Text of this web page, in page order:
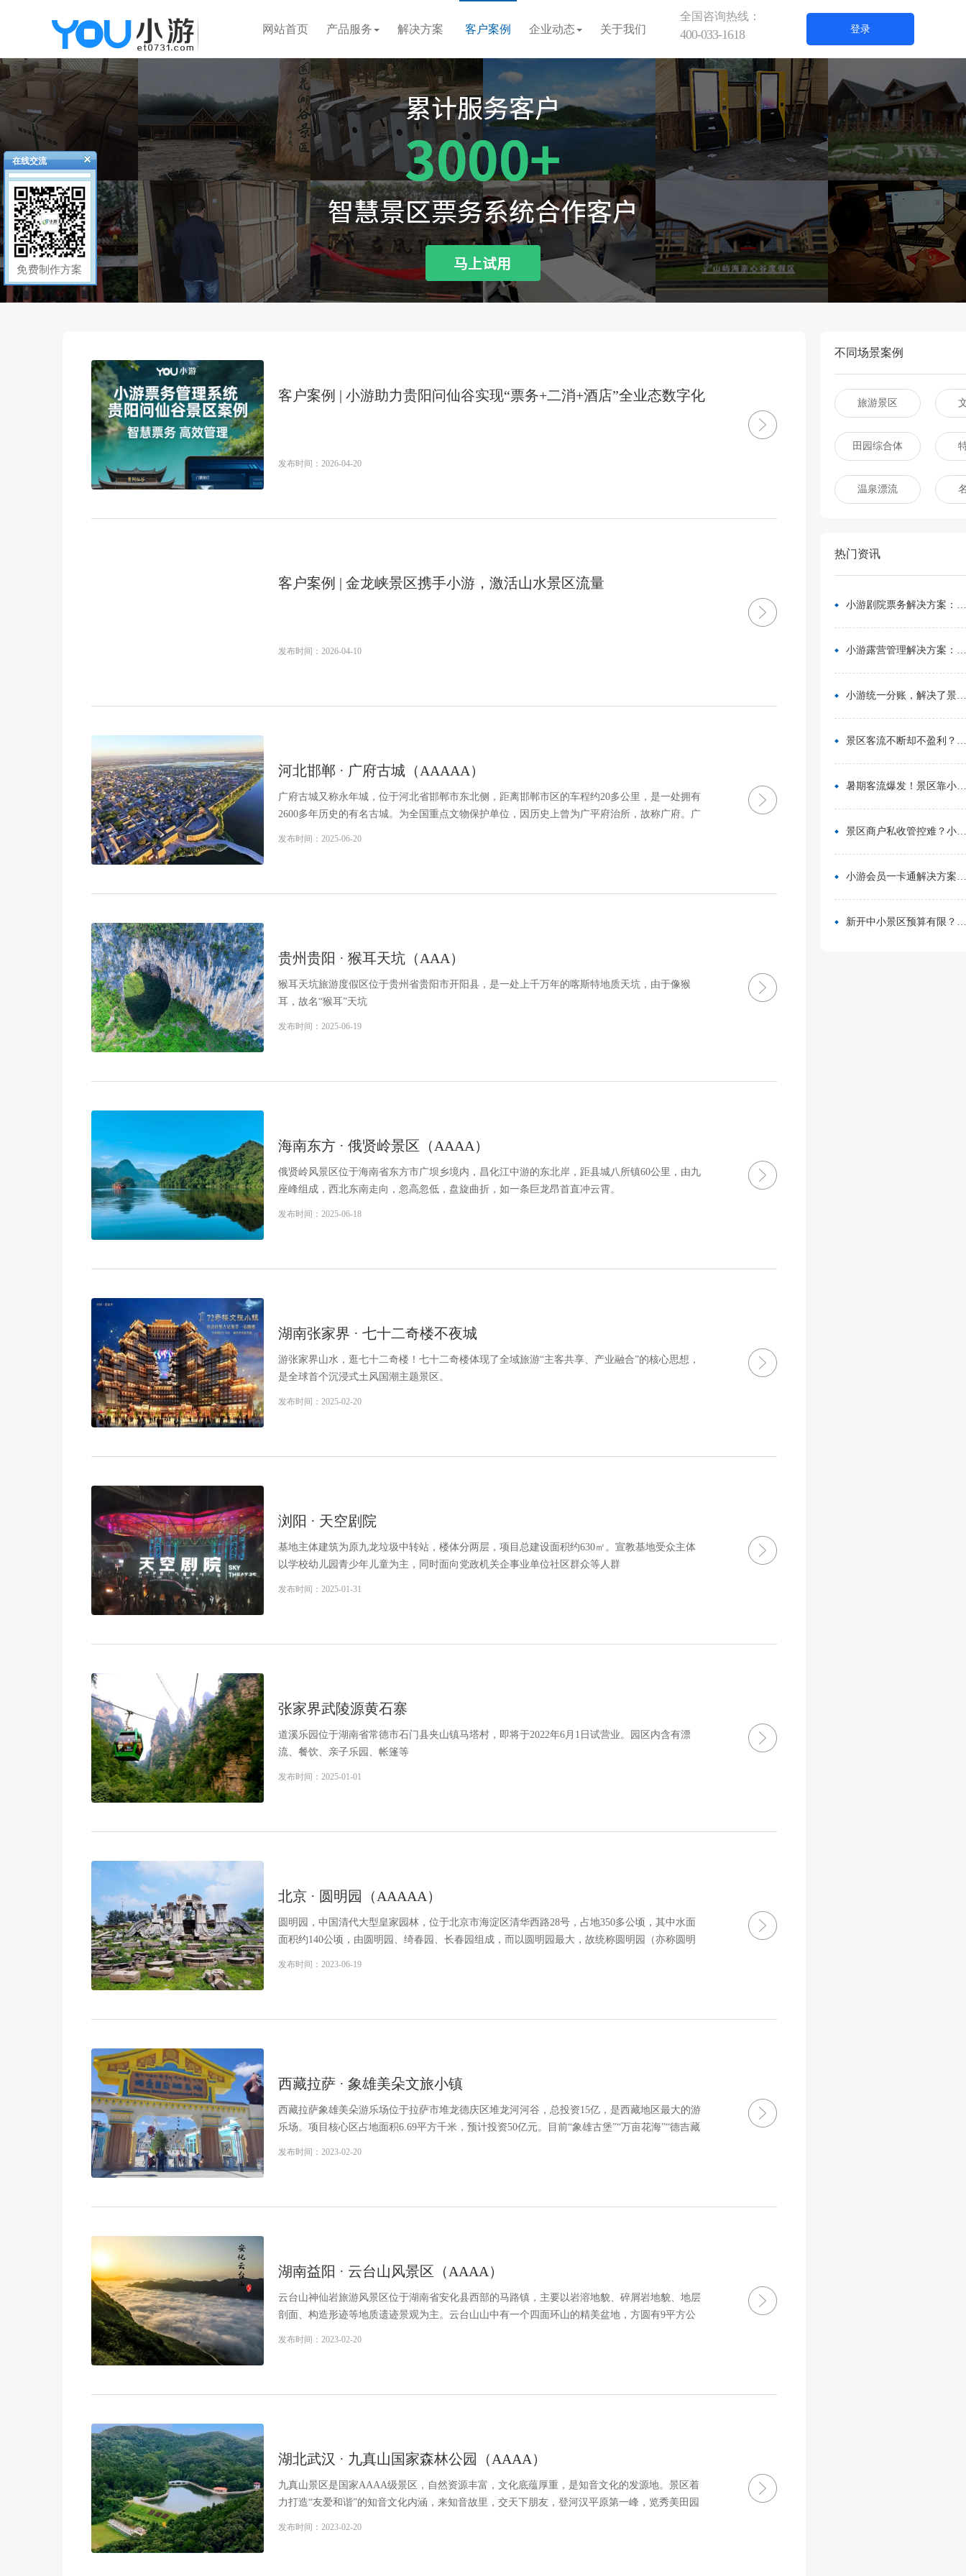
网站首页 产品服务 解决方案 客户案例 企业动态 关于我们
全国咨询热线：
400-033-1618 登录
客户案例 | 小游助力贵阳问仙谷实现“票务+二消+酒店”全业态数字化
发布时间： 2026-04-20
客户案例 | 金龙峡景区携手小游，激活山水景区流量
发布时间： 2026-04-10
河北邯郸 · 广府古城（AAAAA）
广府古城又称永年城，位于河北省邯郸市东北侧，距离邯郸市区的车程约20多公里，是一处拥有
2600多年历史的有名古城。为全国重点文物保护单位，因历史上曾为广平府治所，故称广府。广
发布时间： 2025-06-20
贵州贵阳 · 猴耳天坑（AAA）
猴耳天坑旅游度假区位于贵州省贵阳市开阳县，是一处上千万年的喀斯特地质天坑，由于像猴
耳，故名“猴耳”天坑
发布时间： 2025-06-19
海南东方 · 俄贤岭景区（AAAA）
俄贤岭风景区位于海南省东方市广坝乡境内，昌化江中游的东北岸，距县城八所镇60公里，由九
座峰组成，西北东南走向，忽高忽低，盘旋曲折，如一条巨龙昂首直冲云霄。
发布时间： 2025-06-18
湖南张家界 · 七十二奇楼不夜城
游张家界山水，逛七十二奇楼！七十二奇楼体现了全域旅游“主客共享、产业融合”的核心思想，
是全球首个沉浸式土风国潮主题景区。
发布时间： 2025-02-20
浏阳 · 天空剧院
基地主体建筑为原九龙垃圾中转站，楼体分两层，项目总建设面积约630㎡。宣教基地受众主体
以学校幼儿园青少年儿童为主，同时面向党政机关企事业单位社区群众等人群
发布时间： 2025-01-31
张家界武陵源黄石寨
道溪乐园位于湖南省常德市石门县夹山镇马塔村，即将于2022年6月1日试营业。园区内含有漂
流、餐饮、亲子乐园、帐篷等
发布时间： 2025-01-01
北京 · 圆明园（AAAAA）
圆明园，中国清代大型皇家园林，位于北京市海淀区清华西路28号，占地350多公顷，其中水面
面积约140公顷，由圆明园、绮春园、长春园组成，而以圆明园最大，故统称圆明园（亦称圆明
发布时间： 2023-06-19
西藏拉萨 · 象雄美朵文旅小镇
西藏拉萨象雄美朵游乐场位于拉萨市堆龙德庆区堆龙河河谷，总投资15亿，是西藏地区最大的游
乐场。项目核心区占地面积6.69平方千米，预计投资50亿元。目前“象雄古堡”“万亩花海”“德吉藏
发布时间： 2023-02-20
湖南益阳 · 云台山风景区（AAAA）
云台山神仙岩旅游风景区位于湖南省安化县西部的马路镇，主要以岩溶地貌、碎屑岩地貌、地层
剖面、构造形迹等地质遗迹景观为主。云台山山中有一个四面环山的精美盆地，方圆有9平方公
发布时间： 2023-02-20
湖北武汉 · 九真山国家森林公园（AAAA）
九真山景区是国家AAAA级景区，自然资源丰富，文化底蕴厚重，是知音文化的发源地。景区着
力打造“友爱和谐”的知音文化内涵，来知音故里，交天下朋友，登河汉平原第一峰，览秀美田园
发布时间： 2023-02-20
不同场景案例
旅游景区
田园综合体
温泉漂流
热门资讯
小游剧院票务解决方案：让观众像买电影票一样选座
小游露营管理解决方案：无需再用Excel管营位
小游统一分账，解决了景区在多渠道合作中的资金管理难题
景区客流不断却不盈利？靠一卡通盘活二消，真实案例营收翻倍
暑期客流爆发！景区靠小游票务系统，轻松拿捏旺季流量与口碑
景区商户私收管控难？小游票务系统统一收银方案，从根源杜绝私自收款
小游会员一卡通解决方案：消费游玩更省心！
新开中小景区预算有限？分 3 阶段搭建售检票系统，小游票务轻量化方案直接落地
在线交流
免费制作方案